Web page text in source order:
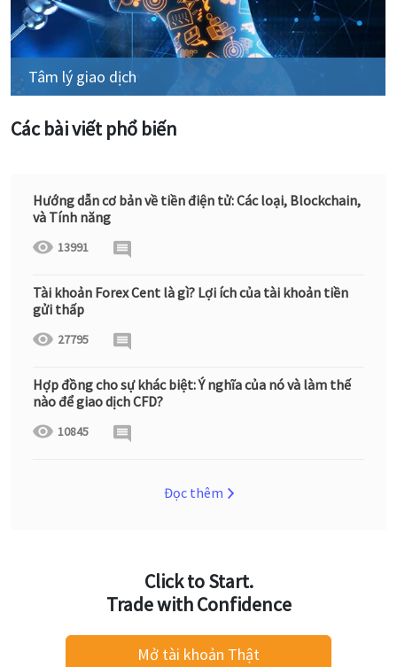
Tâm lý giao dịch
Các bài viết phổ biến
Hướng dẫn cơ bản về tiền điện tử: Các loại, Blockchain,
và Tính năng
13991
Tài khoản Forex Cent là gì? Lợi ích của tài khoản tiền
gửi thấp
27795
Hợp đồng cho sự khác biệt: Ý nghĩa của nó và làm thế
nào để giao dịch CFD?
10845
Đọc thêm
Click to Start.
Trade with Confidence
Mở tài khoản Thật